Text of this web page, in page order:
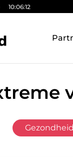
10:06:13
Gezondheid